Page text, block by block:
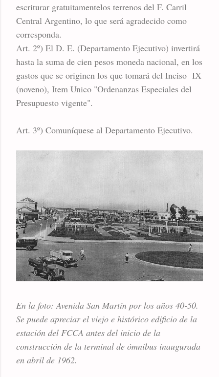
escriturar gratuitamentelos terrenos del F. Carril
Central Argentino, lo que será agradecido como
corresponda.
Art. 2º) El D. E. (Departamento Ejecutivo) invertirá
hasta la suma de cien pesos moneda nacional, en los
gastos que se originen los que tomará del Inciso IX
(noveno), Item Unico "Ordenanzas Especiales del
Presupuesto vigente".
Art. 3º) Comuníquese al Departamento Ejecutivo.
En la foto: Avenida San Martín por los años 40-50.
Se puede apreciar el viejo e histórico edificio de la
estación del FCCA antes del inicio de la
construcción de la terminal de ómnibus inaugurada
en abril de 1962.